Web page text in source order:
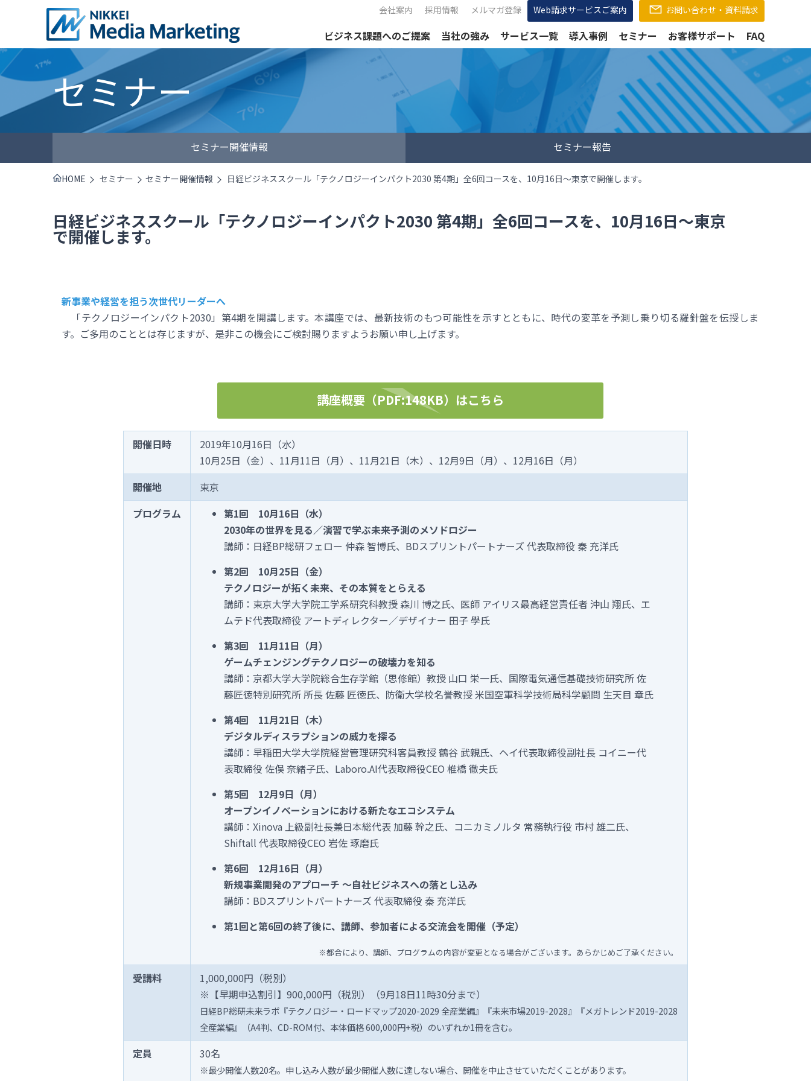
会社案内 採用情報 メルマガ登録 Web請求サービスご案内 お問い合わせ・資料請求
ビジネス課題へのご提案 当社の強み サービス一覧 導入事例 セミナー お客様サポート FAQ
セミナー
セミナー開催情報 セミナー報告
HOME セミナー セミナー開催情報 日経ビジネススクール「テクノロジーインパクト2030 第4期」全6回コースを、10月16日～東京で開催します。
日経ビジネススクール「テクノロジーインパクト2030 第4期」全6回コースを、10月16日～東京
で開催します。
新事業や経営を担う次世代リーダーへ
「テクノロジーインパクト2030」第4期を開講します。本講座では、最新技術のもつ可能性を示すとともに、時代の変革を予測し乗り切る羅針盤を伝授しま
す。ご多用のこととは存じますが、是非この機会にご検討賜りますようお願い申し上げます。
講座概要（PDF:148KB）はこちら
開催日時
2019年10月16日（水）
10月25日（金）、11月11日（月）、11月21日（木）、12月9日（月）、12月16日（月）
開催地
東京
プログラム
第1回 10月16日（水）
2030年の世界を見る／演習で学ぶ未来予測のメソドロジー
講師：日経BP総研フェロー 仲森 智博氏、BDスプリントパートナーズ 代表取締役 秦 充洋氏
第2回 10月25日（金）
テクノロジーが拓く未来、その本質をとらえる
講師：東京大学大学院工学系研究科教授 森川 博之氏、医師 アイリス最高経営責任者 沖山 翔氏、エ
ムテド代表取締役 アートディレクター／デザイナー 田子 學氏
第3回 11月11日（月）
ゲームチェンジングテクノロジーの破壊力を知る
講師：京都大学大学院総合生存学館（思修館）教授 山口 栄一氏、国際電気通信基礎技術研究所 佐
藤匠徳特別研究所 所長 佐藤 匠徳氏、防衛大学校名誉教授 米国空軍科学技術局科学顧問 生天目 章氏
第4回 11月21日（木）
デジタルディスラプションの威力を探る
講師：早稲田大学大学院経営管理研究科客員教授 鶴谷 武親氏、ヘイ代表取締役副社長 コイニー代
表取締役 佐俣 奈緒子氏、Laboro.AI代表取締役CEO 椎橋 徹夫氏
第5回 12月9日（月）
オープンイノベーションにおける新たなエコシステム
講師：Xinova 上級副社長兼日本総代表 加藤 幹之氏、コニカミノルタ 常務執行役 市村 雄二氏、
Shiftall 代表取締役CEO 岩佐 琢磨氏
第6回 12月16日（月）
新規事業開発のアプローチ ～自社ビジネスへの落とし込み
講師：BDスプリントパートナーズ 代表取締役 秦 充洋氏
第1回と第6回の終了後に、講師、参加者による交流会を開催（予定）
※都合により、講師、プログラムの内容が変更となる場合がございます。あらかじめご了承ください。
受講料
1,000,000円（税別）
※【早期申込割引】900,000円（税別）（9月18日11時30分まで）
日経BP総研未来ラボ『テクノロジー・ロードマップ2020-2029 全産業編』『未来市場2019-2028』『メガトレンド2019-2028
全産業編』（A4判、CD-ROM付、本体価格 600,000円+税）のいずれか1冊を含む。
定員 30名
※最少開催人数20名。申し込み人数が最少開催人数に達しない場合、開催を中止させていただくことがあります。